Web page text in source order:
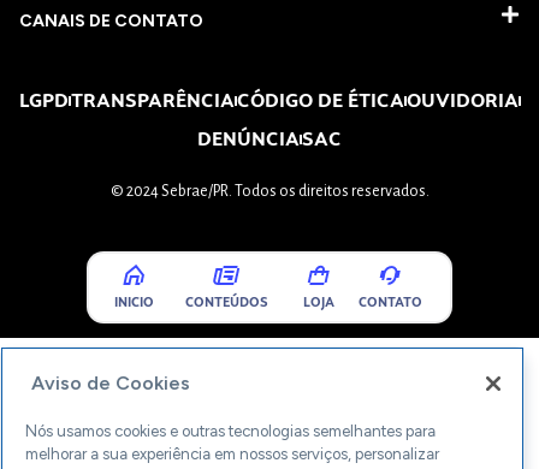
CANAIS DE CONTATO
LGPDTRANSPARÊNCIACÓDIGO DE ÉTICAOUVIDORIA
DENÚNCIASAC
© 2024 Sebrae/PR. Todos os direitos reservados.
INICIO CONTEÚDOS LOJA CONTATO
Aviso de Cookies
Nós usamos cookies e outras tecnologias semelhantes para
melhorar a sua experiência em nossos serviços, personalizar